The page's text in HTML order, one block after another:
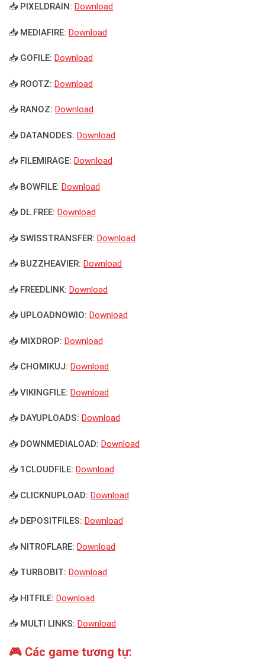
📥 PIXELDRAIN: Download
📥 MEDIAFIRE: Download
📥 GOFILE: Download
📥 ROOTZ: Download
📥 RANOZ: Download
📥 DATANODES: Download
📥 FILEMIRAGE: Download
📥 BOWFILE: Download
📥 DL.FREE: Download
📥 SWISSTRANSFER: Download
📥 BUZZHEAVIER: Download
📥 FREEDLINK: Download
📥 UPLOADNOWIO: Download
📥 MIXDROP: Download
📥 CHOMIKUJ: Download
📥 VIKINGFILE: Download
📥 DAYUPLOADS: Download
📥 DOWNMEDIALOAD: Download
📥 1CLOUDFILE: Download
📥 CLICKNUPLOAD: Download
📥 DEPOSITFILES: Download
📥 NITROFLARE: Download
📥 TURBOBIT: Download
📥 HITFILE: Download
📥 MULTI LINKS: Download
🎮 Các game tương tự: